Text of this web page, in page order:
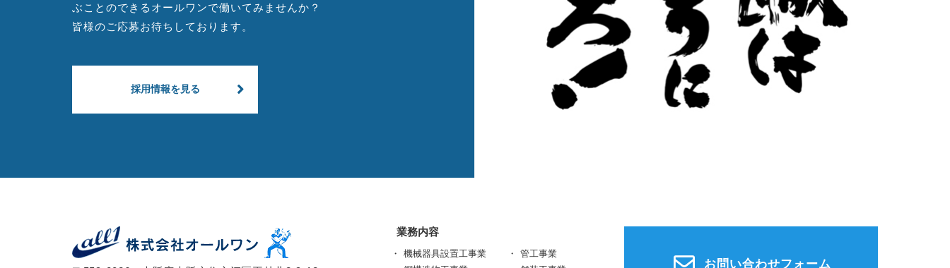
ぶことのできるオールワンで働いてみませんか？
皆様のご応募お待ちしております。
採用情報を見る
業務内容
機械器具設置工事業
管工事業
お問い合わせフォーム